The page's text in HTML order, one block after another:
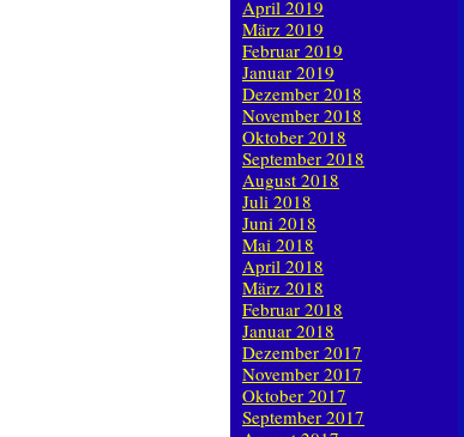
April 2019
März 2019
Februar 2019
Januar 2019
Dezember 2018
November 2018
Oktober 2018
September 2018
August 2018
Juli 2018
Juni 2018
Mai 2018
April 2018
März 2018
Februar 2018
Januar 2018
Dezember 2017
November 2017
Oktober 2017
September 2017